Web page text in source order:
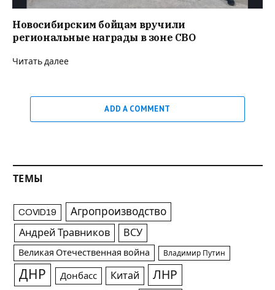
Новосибирским бойцам вручили
региональные награды в зоне СВО
Читать далее
ADD A COMMENT
ТЕМЫ
COVID19 Агропроизводство
Андрей Травников ВСУ
Великая Отечественная война Владимир Путин
ДНР Донбасс Китай ЛНР